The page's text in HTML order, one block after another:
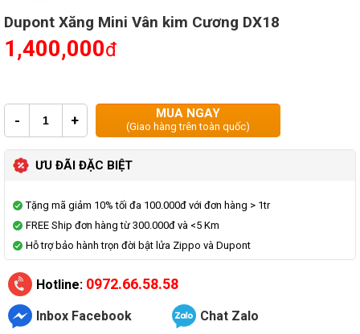
Dupont Xăng Mini Vân kim Cương DX18
1,400,000đ
- + MUA NGAY
(Giao hàng trên toàn quốc)
ƯU ĐÃI ĐẶC BIỆT
Tặng mã giảm 10% tối đa 100.000đ với đơn hàng > 1tr
FREE Ship đơn hàng từ 300.000đ và <5 Km
Hỗ trợ bảo hành trọn đời bật lửa Zippo và Dupont
Hotline: 0972.66.58.58
Inbox Facebook Chat Zalo